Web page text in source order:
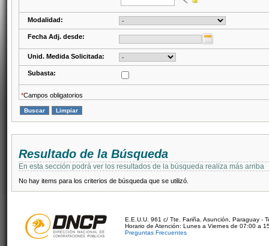
Modalidad:
Fecha Adj. desde:
Unid. Medida Solicitada:
Subasta:
*Campos obligatorios
Resultado de la Búsqueda
En esta sección podrá ver los resultados de la búsqueda realiza más arriba
No hay items para los criterios de búsqueda que se utilizó.
E.E.U.U. 961 c/ Tte. Fariña. Asunción, Paraguay -
Horario de Atención: Lunes a Viernes de 07:00 a
Preguntas Frecuentes